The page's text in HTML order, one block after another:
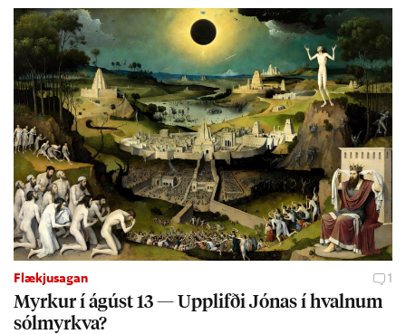
jafnt sem styrkj­um til menn­ing­ar­mála. Þá hafi katalónsk­an hlot­
ið með­byr.
Flækjusagan 1
Myrk­ur í ág­úst 13 — Upp­lifði Jón­as í hvaln­um
sól­myrkva?